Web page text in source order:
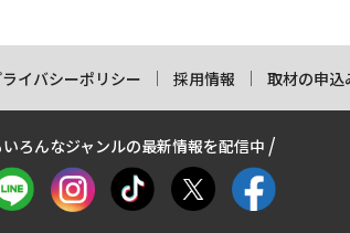
イバシーポリシー 採用情報 取材の申込
ろんなジャンルの最新情報を配信中